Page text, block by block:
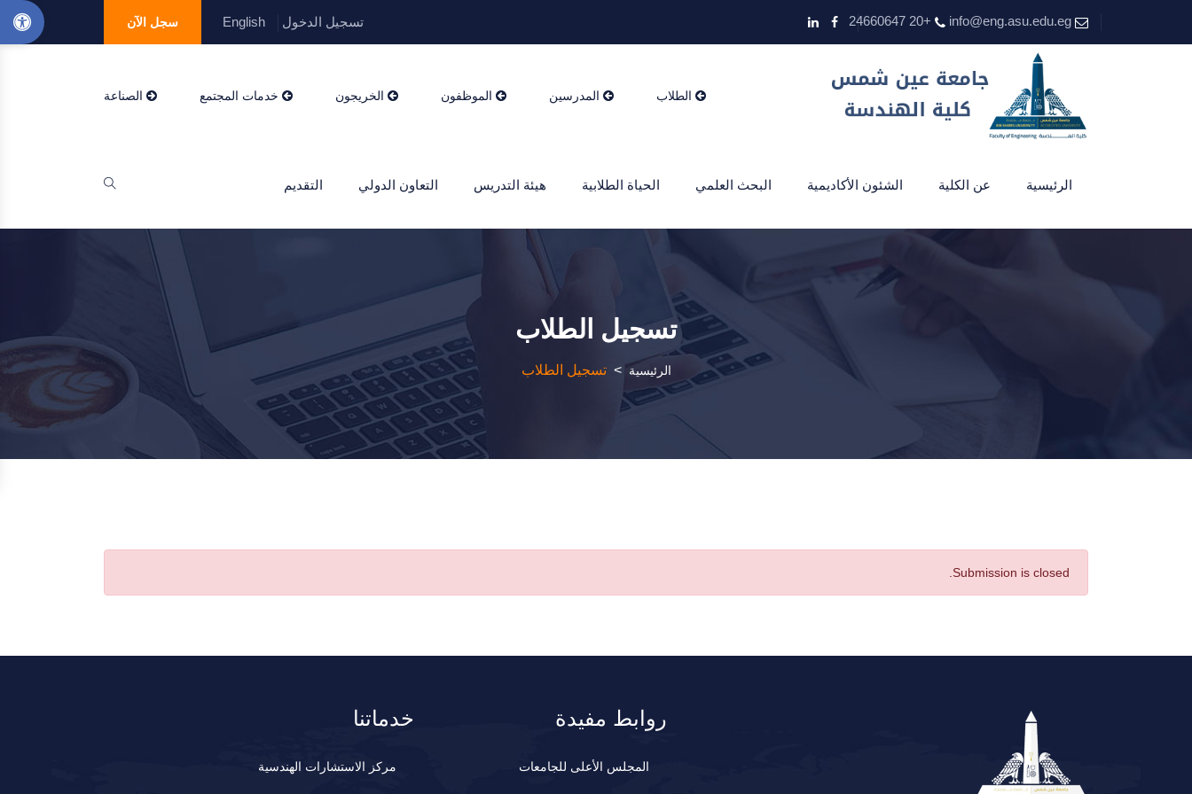
info@eng.asu.edu.eg
+20 24660647 تسجيل الدخول English سجل الآن
الطلاب المدرسين الموظفون الخريجون خدمات المجتمع الصناعة
الرئيسية عن الكلية الشئون الأكاديمية البحث العلمي الحياة الطلابية هيئة التدريس التعاون الدولي التقديم
تسجيل الطلاب
الرئيسية > تسجيل الطلاب
Submission is closed.
روابط مفيدة
المجلس الأعلى للجامعات
خدماتنا
مركز الاستشارات الهندسية